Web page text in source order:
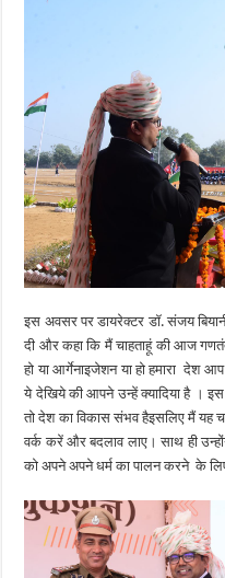
इस अवसर पर डायरेक्टर डॉ. संजय
दी और कहा कि मैं चाहताहूं की आज
हो या आर्गेनाइजेशन या हो हमारा देश
ये देखिये की आपने उन्हें क्यादिया है ।
तो देश का विकास संभव हैइसलिए मैं यह
वर्क करें और बदलाव लाए। साथ ही
को अपने अपने धर्म का पालन करने के